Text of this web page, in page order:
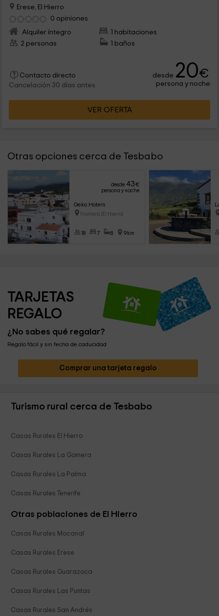
Erese, El Hierro
0 opiniones
Alquiler íntegro
1 habitaciones
2 personas
1 baños
Contacto directo
Cancelación 30 días antes
desde 20€
persona y noche
VER OFERTA
Otras opciones cerca de Tesbabo
desde 43€
persona y noche
Geko Hotels
Frontera (El Hierro)
18 7 8 9km
TARJETAS
REGALO
¿No sabes qué regalar?
Regalo fácil y sin fecha de caducidad
Comprar una tarjeta regalo
Turismo rural cerca de Tesbabo
Casas Rurales El Hierro
Casas Rurales La Gomera
Casas Rurales La Palma
Casas Rurales Tenerife
Otras poblaciones de El Hierro
Casas Rurales Mocanal
Casas Rurales Erese
Casas Rurales Guarazoca
Casas Rurales Las Puntas
Casas Rurales San Andrés